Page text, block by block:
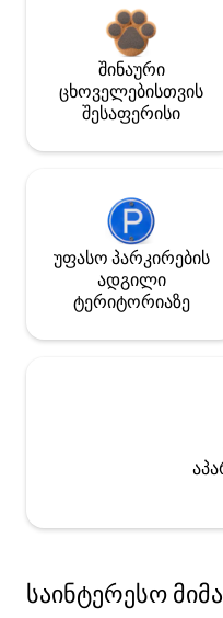
შინაური
ცხოველებისთვის
შესაფერისი
უფასო პარკირების
ადგილი
ტერიტორიაზე
საინტერესო